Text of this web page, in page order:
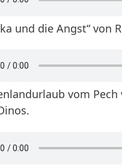
und die Angst“ von
vom Pech